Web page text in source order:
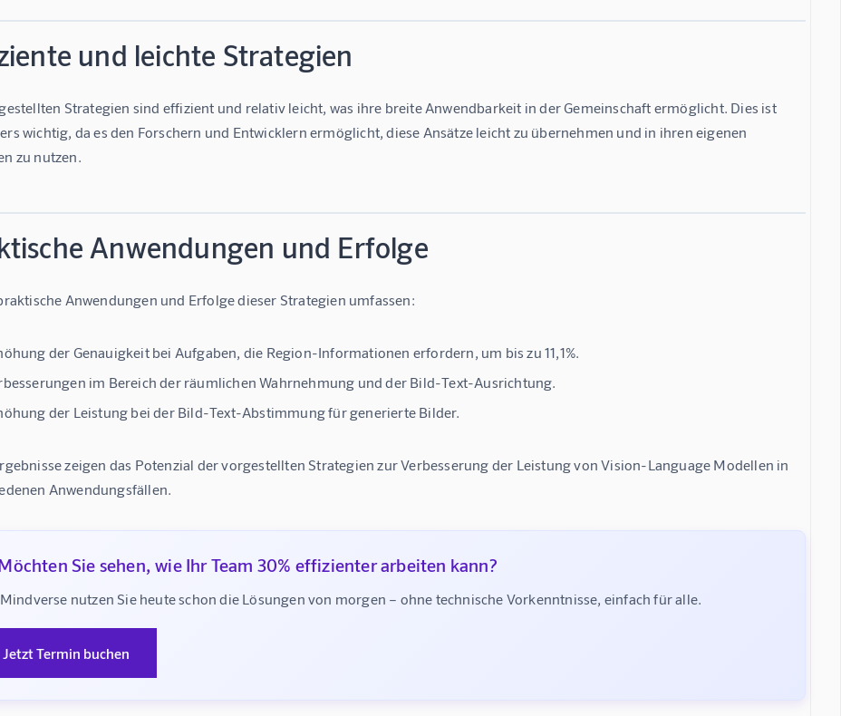
und leichte Strategien
Strategien sind effizient und relativ leicht, was ihre breite Anwendbarkeit in der Gemeinschaft ermöglicht. Dies ist
wichtig, da es den Forschern und Entwicklern ermöglicht, diese Ansätze leicht zu übernehmen und in ihren eigenen
zu nutzen.
Anwendungen und Erfolge
Anwendungen und Erfolge dieser Strategien umfassen:
der Genauigkeit bei Aufgaben, die Region-Informationen erfordern, um bis zu 11,1%.
im Bereich der räumlichen Wahrnehmung und der Bild-Text-Ausrichtung.
der Leistung bei der Bild-Text-Abstimmung für generierte Bilder.
zeigen das Potenzial der vorgestellten Strategien zur Verbesserung der Leistung von Vision-Language Modellen in
Anwendungsfällen.
Sie sehen, wie Ihr Team 30% effizienter arbeiten kann?
nutzen Sie heute schon die Lösungen von morgen – ohne technische Vorkenntnisse, einfach für alle.
Jetzt Termin buchen